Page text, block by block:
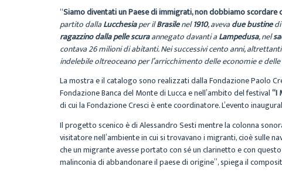
“Siamo diventati un Paese di immigrati, non dobbiamo scordare
partito dallaLucchesiaper ilBrasilenel1910, avevadue bustinedi
ragazzino dalla pelle scuraannegato davanti aLampedusa, nel
contava 26 milioni di abitanti. Nei successivi cento anni,
indelebile oltreoceano per l’arricchimento delle economie e
La mostra e il catalogo sono realizzati dalla Fondazione Paolo
Fondazione Banca del Monte di Lucca e nell’ambito del festival“I
di cui la Fondazione Cresci è ente coordinatore. L’evento
Il progetto scenico è di Alessandro Sesti mentre la colonna
visitatore nell’ambiente in cui si trovavano i migranti, cioè sulle
che un migrante avesse portato con sé un clarinetto e con
malinconia di abbandonare il paese di origine”, spiega il